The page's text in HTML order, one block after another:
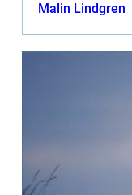
Malin Lindgren